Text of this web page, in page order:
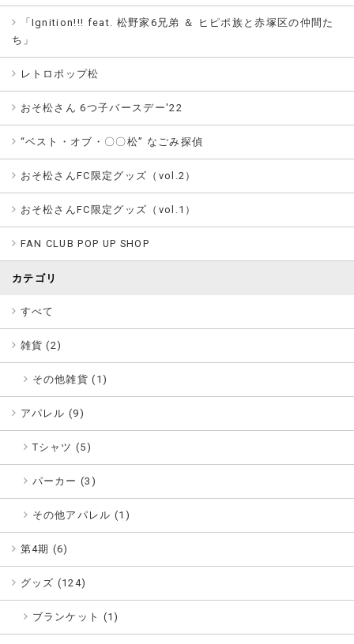
「Ignition!!! feat. 松野家6兄弟 ＆ ヒピポ族と赤塚区の仲間た
ち」
レトロポップ松
おそ松さん 6つ子バースデー'22
“ベスト・オブ・〇〇松” なごみ探偵
おそ松さんFC限定グッズ（vol.2）
おそ松さんFC限定グッズ（vol.1）
FAN CLUB POP UP SHOP
カテゴリ
すべて
雑貨 (2)
その他雑貨 (1)
アパレル (9)
Tシャツ (5)
パーカー (3)
その他アパレル (1)
第4期 (6)
グッズ (124)
ブランケット (1)